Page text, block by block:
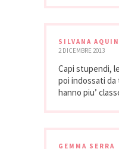
SILVANA
2 DICEMBRE 2013
Capi stupendi,
poi indossati da
hanno piu’
GEMMA SERRA